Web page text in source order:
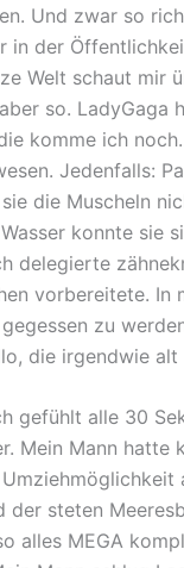
Und zwar so
in der
Welt schaut mir
so. LadyGaga
komme ich
Jedenfalls:
die Muscheln
konnte sie
delegierte
vorbereitete.
zu
die irgendwie
gefühlt alle 30
Mein Mann hatte
steten
alles MEGA